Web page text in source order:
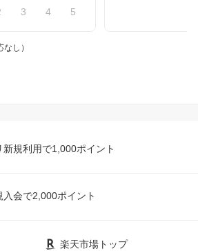
3 4 5
し）
規利用で1,000ポイント
会で2,000ポイント
楽天市場トップ